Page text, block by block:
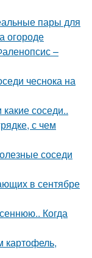
пары для
огороде
–
чеснока на
соседи..
с чем
соседи
в сентябре
Когда
картофель,